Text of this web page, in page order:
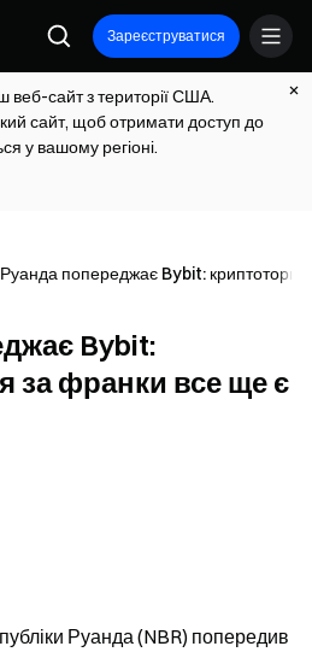
Зареєструватися
веб-сайт з території США.
сайт, щоб отримати доступ до
у вашому регіоні.
Руанда попереджає Bybit:
Bybit:
за франки все ще є
Руанда (NBR) попередив